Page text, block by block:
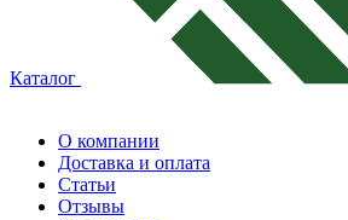
Каталог
О компании
Доставка и оплата
Статьи
Отзывы